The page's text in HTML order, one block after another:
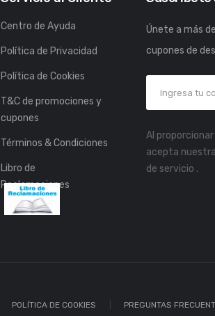
Centro de Ayuda
Política de Privacidad
Política de Cookies
T&C de promociones y
cupones
Términos & Condiciones
Libro de
Reclamaciones
Únete a más
cupones de
Al
acepta nuestra
de servicio .
POLÍTICA DE COOKIES PREGUNTAS